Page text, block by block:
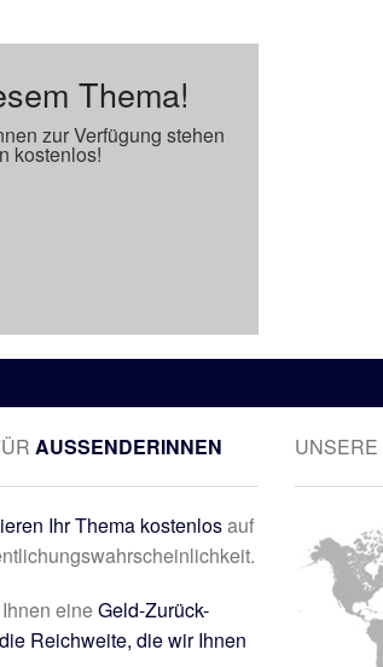
Thema!
zur Verfügung stehen
kostenlos!
AUSSENDERINNEN
Ihr Thema kostenlosauf
eineGeld-Zurück-
Reichweite, die wir Ihnen
UNSERE